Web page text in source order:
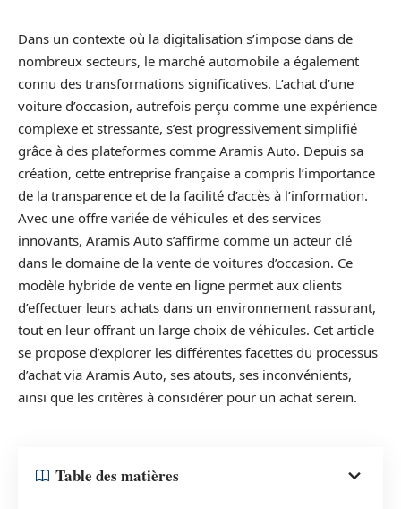
Dans un contexte où la digitalisation s’impose dans de
nombreux secteurs, le marché automobile a également
connu des transformations significatives. L’achat d’une
voiture d’occasion, autrefois perçu comme une expérience
complexe et stressante, s’est progressivement simplifié
grâce à des plateformes comme Aramis Auto. Depuis sa
création, cette entreprise française a compris l’importance
de la transparence et de la facilité d’accès à l’information.
Avec une offre variée de véhicules et des services
innovants, Aramis Auto s’affirme comme un acteur clé
dans le domaine de la vente de voitures d’occasion. Ce
modèle hybride de vente en ligne permet aux clients
d’effectuer leurs achats dans un environnement rassurant,
tout en leur offrant un large choix de véhicules. Cet article
se propose d’explorer les différentes facettes du processus
d’achat via Aramis Auto, ses atouts, ses inconvénients,
ainsi que les critères à considérer pour un achat serein.
Table des matières